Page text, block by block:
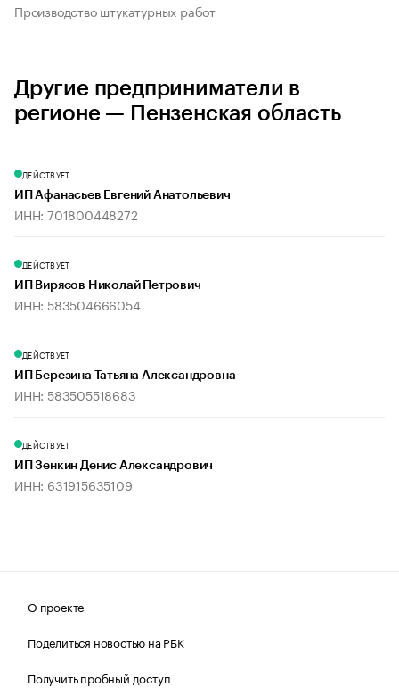
Производство штукатурных работ
Другие предприниматели в
регионе — Пензенская область
ДЕЙСТВУЕТ
ИП Афанасьев Евгений Анатольевич
ИНН: 701800448272
ДЕЙСТВУЕТ
ИП Вирясов Николай Петрович
ИНН: 583504666054
ДЕЙСТВУЕТ
ИП Березина Татьяна Александровна
ИНН: 583505518683
ДЕЙСТВУЕТ
ИП Зенкин Денис Александрович
ИНН: 631915635109
О проекте
Поделиться новостью на РБК
Получить пробный доступ